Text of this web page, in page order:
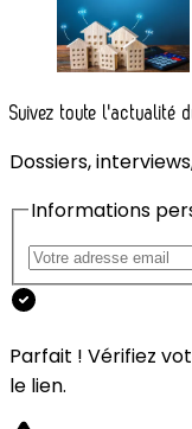
Suivez toute l'actualité
Dossiers,
Informations
Parfait ! Vérifiez
le lien.